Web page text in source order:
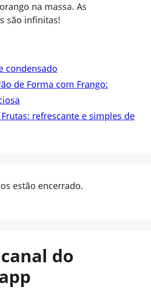
na massa. As
são infinitas!
condensado
de Forma com Frango:
refrescante e simples de
estão encerrado.
do